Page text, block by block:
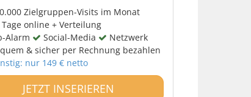
Zielgruppen-Visits im Monat
online + Verteilung
Alarm
Social-Media
Netzwerk
& sicher per Rechnung bezahlen
nur 149 € netto
JETZT INSERIEREN